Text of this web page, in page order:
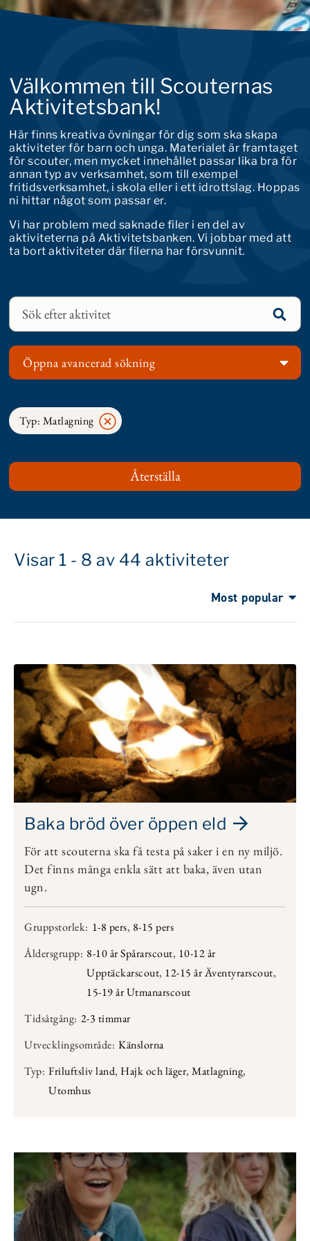
Välkommen till Scouternas
Aktivitetsbank!
Här finns kreativa övningar för dig som ska skapa
aktiviteter för barn och unga. Materialet är framtaget
för scouter, men mycket innehållet passar lika bra för
annan typ av verksamhet, som till exempel
fritidsverksamhet, i skola eller i ett idrottslag. Hoppas
ni hittar något som passar er.
Vi har problem med saknade filer i en del av
aktiviteterna på Aktivitetsbanken. Vi jobbar med att
ta bort aktiviteter där filerna har försvunnit.
Öppna avancerad sökning
Typ: Matlagning
Visar 1 - 8 av 44 aktiviteter
Most popular
Baka bröd över öppen eld
För att scouterna ska få testa på saker i en ny miljö.
Det finns många enkla sätt att baka, även utan
ugn.
Gruppstorlek: 1-8 pers, 8-15 pers
Åldersgrupp: 8-10 år Spårarscout, 10-12 år
Upptäckarscout, 12-15 år Äventyrarscout,
15-19 år Utmanarscout
Tidsåtgång: 2-3 timmar
Utvecklingsområde: Känslorna
Typ: Friluftsliv land, Hajk och läger, Matlagning,
Utomhus